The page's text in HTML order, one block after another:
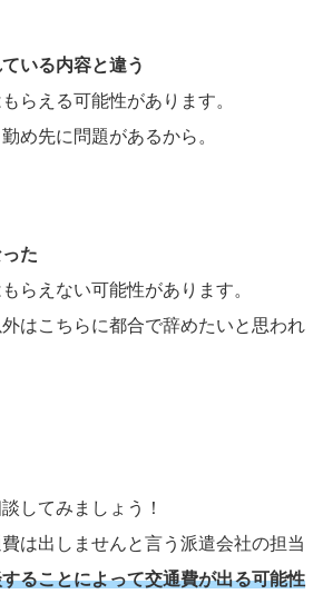
いる内容と違う
らえる可能性があります。
め先に問題があるから。
た
らえない可能性があります。
はこちらに都合で辞めたいと思われ
してみましょう！
は出しませんと言う派遣会社の担当
ることによって交通費が出る可能性